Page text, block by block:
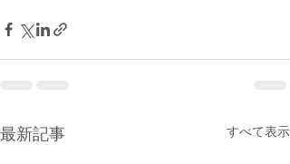
最新記事 すべて表示